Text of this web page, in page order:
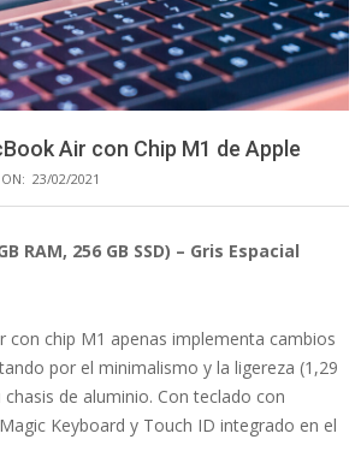
Air con Chip M1 de Apple
ON: 23/02/2021
RAM, 256 GB SSD) – Gris Espacial
con chip M1 apenas implementa cambios
por el minimalismo y la ligereza (1,29
chasis de aluminio. Con teclado con
Keyboard y Touch ID integrado en el